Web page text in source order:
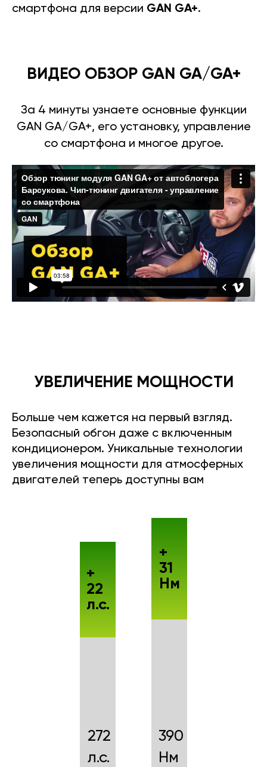
смартфона для версии GAN GA+.
ВИДЕО ОБЗОР GAN GA/GA+
За 4 минуты узнаете основные функции
GAN GA/GA+, его установку, управление
со смартфона и многое другое.
УВЕЛИЧЕНИЕ МОЩНОСТИ
Больше чем кажется на первый взгляд.
Безопасный обгон даже с включенным
кондиционером. Уникальные технологии
увеличения мощности для атмосферных
двигателей теперь доступны вам
272
л.с.
+
22
л.с.
390
Нм
+
31
Нм